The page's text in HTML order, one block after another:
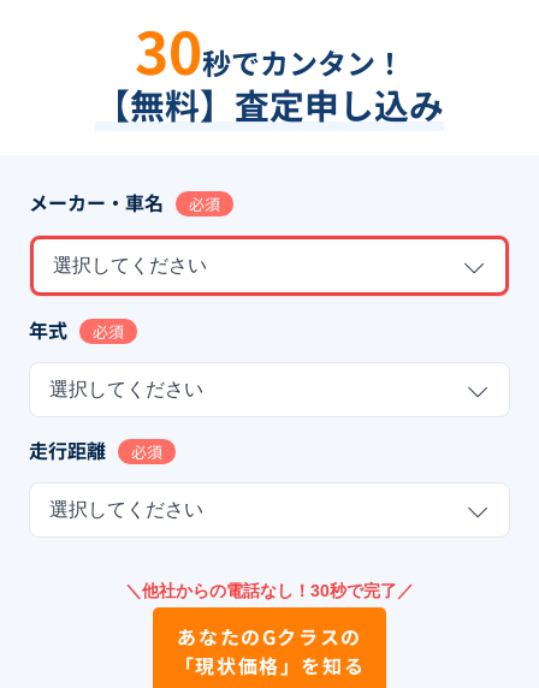
30秒でカンタン！
【無料】査定申し込み
メーカー・車名 必須
選択してください
年式 必須
選択してください
走行距離 必須
選択してください
＼他社からの電話なし！30秒で完了／
あなたのGクラスの
「現状価格」を知る